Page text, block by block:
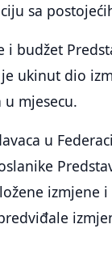
sa
i budžet
ukinut dio
mjesecu.
u
izmjene